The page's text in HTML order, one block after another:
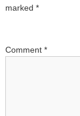
v
marked *
Comment *